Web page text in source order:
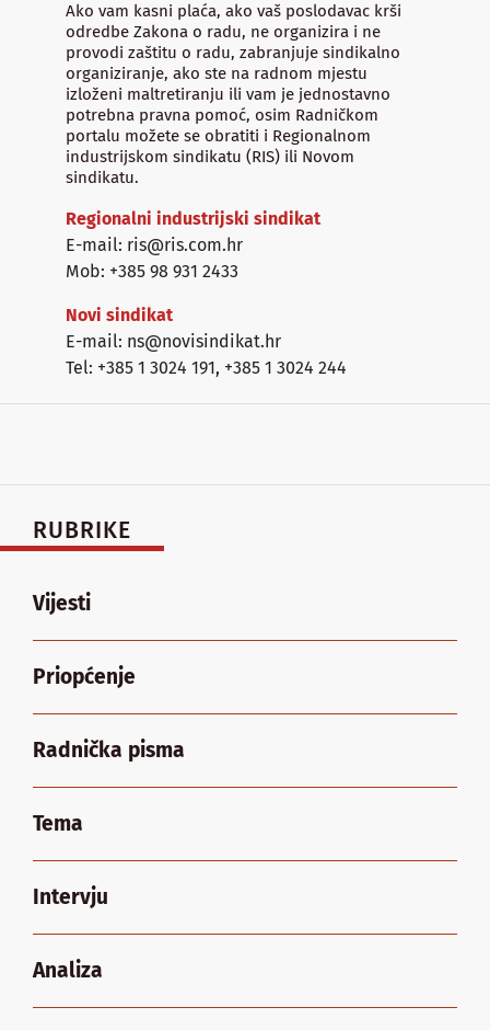
Ako vam kasni plaća, ako vaš poslodavac krši
odredbe Zakona o radu, ne organizira i ne
provodi zaštitu o radu, zabranjuje sindikalno
organiziranje, ako ste na radnom mjestu
izloženi maltretiranju ili vam je jednostavno
potrebna pravna pomoć, osim Radničkom
portalu možete se obratiti i Regionalnom
industrijskom sindikatu (RIS) ili Novom
sindikatu.
Regionalni industrijski sindikat
E-mail: ris@ris.com.hr
Mob: +385 98 931 2433
Novi sindikat
E-mail: ns@novisindikat.hr
Tel: +385 1 3024 191, +385 1 3024 244
RUBRIKE
Vijesti
Priopćenje
Radnička pisma
Tema
Intervju
Analiza